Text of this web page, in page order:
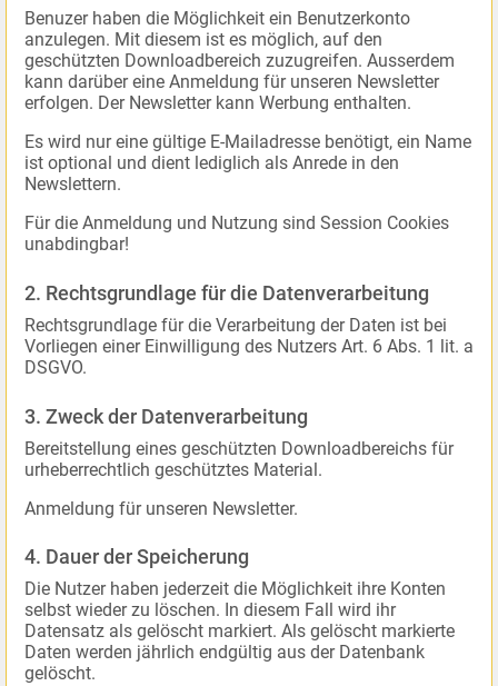
Benuzer haben die Möglichkeit ein Benutzerkonto
anzulegen. Mit diesem ist es möglich, auf den
geschützten Downloadbereich zuzugreifen. Ausserdem
kann darüber eine Anmeldung für unseren Newsletter
erfolgen. Der Newsletter kann Werbung enthalten.
Es wird nur eine gültige E-Mailadresse benötigt, ein Name
ist optional und dient lediglich als Anrede in den
Newslettern.
Für die Anmeldung und Nutzung sind Session Cookies
unabdingbar!
2. Rechtsgrundlage für die Datenverarbeitung
Rechtsgrundlage für die Verarbeitung der Daten ist bei
Vorliegen einer Einwilligung des Nutzers Art. 6 Abs. 1 lit. a
DSGVO.
3. Zweck der Datenverarbeitung
Bereitstellung eines geschützten Downloadbereichs für
urheberrechtlich geschütztes Material.
Anmeldung für unseren Newsletter.
4. Dauer der Speicherung
Die Nutzer haben jederzeit die Möglichkeit ihre Konten
selbst wieder zu löschen. In diesem Fall wird ihr
Datensatz als gelöscht markiert. Als gelöscht markierte
Daten werden jährlich endgültig aus der Datenbank
gelöscht.